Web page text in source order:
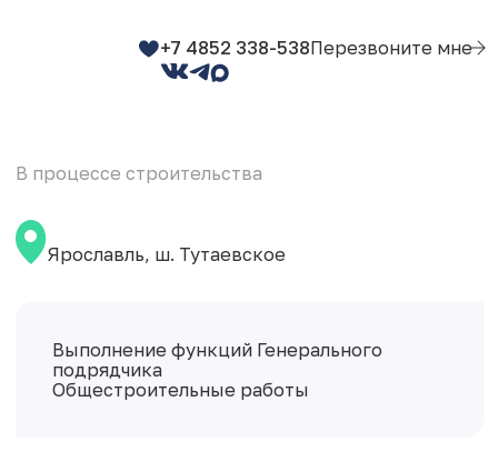
+7 4852 338-538Перезвоните мне
В процессе строительства
Ярославль, ш. Тутаевское
Выполнение функций Генерального
подрядчика
Общестроительные работы